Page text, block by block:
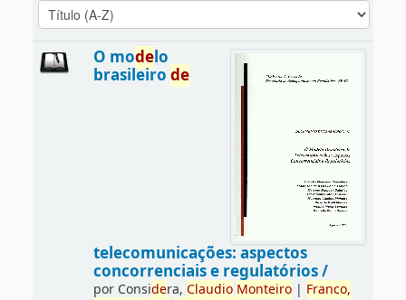
O modelo
brasileiro de
telecomunicações: aspectos
concorrenciais e regulatórios /
por Considera, Claudio Monteiro| Franco,